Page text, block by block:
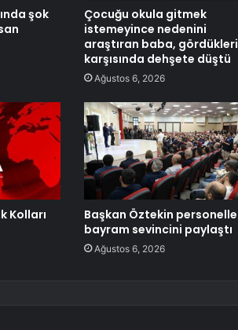
şok
Çocuğu okula gitmek
istemeyince nedenini
araştıran baba, gördükleri
karşısında dehşete düştü
Ağustos 6, 2026
Kolları
Başkan Öztekin personelle
bayram sevincini paylaştı
Ağustos 6, 2026